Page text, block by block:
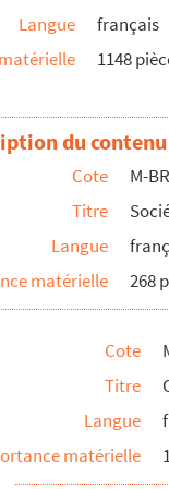
la situation de l'œuvre
programme du
Salon des
Roubaix et
Langue
français
1148
du contenu
Cote
M-
Titre
Langue
matérielle
268
Cote
Titre
Langue
matérielle